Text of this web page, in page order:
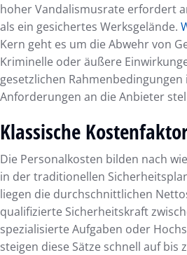
hoher Vandalismusrate erfordert
als ein gesichertes Werksgelände.
Kern geht es um die Abwehr von
Kriminelle oder äußere
gesetzlichen
Anforderungen an die Anbieter
Klassische
Die Personalkosten bilden nach
in der traditionellen
liegen die durchschnittlichen
qualifizierte Sicherheitskraft
spezialisierte Aufgaben oder
steigen diese Sätze schnell auf bis